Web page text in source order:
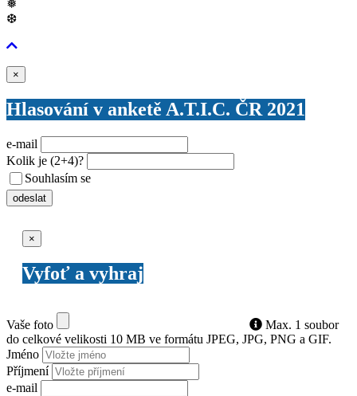
❅
❆
×
Hlasování v anketě A.T.I.C. ČR 2021
e-mail
Kolik je (2+4)?
Souhlasím se
odeslat
×
Vyfoť a vyhraj
Vaše foto
Max. 1 soubor
do celkové velikosti 10 MB ve formátu JPEG, JPG, PNG a GIF.
Jméno
Příjmení
e-mail